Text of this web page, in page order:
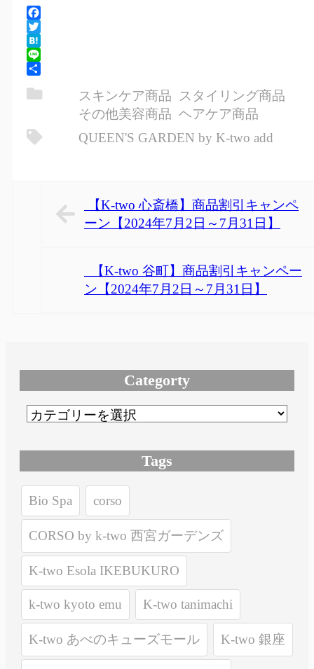
Facebook
Twitter
Hatena
Line
有
スキンケア商品
スタイリング商品
その他美容商品 ヘアケア商品
QUEEN'S GARDEN by K-two add
【K-two 心斎橋】商品割引キャンペ
ーン【2024年7月2日～7月31日】
【K-two 谷町】商品割引キャンペー
ン【2024年7月2日～7月31日】
Categorty
Tags
Bio Spa corso
CORSO by k-two 西宮ガーデンズ
K-two Esola IKEBUKURO
k-two kyoto emu K-two tanimachi
K-two あべのキューズモール K-two 銀座